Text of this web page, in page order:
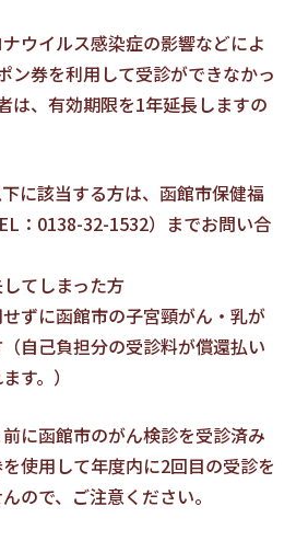
ウイルス感染症の影響などによ
ン券を利用して受診ができなかっ
は、有効期限を1年延長しますの
に該当する方は、函館市保健福
：0138-32-1532）までお問い合
てしまった方
ずに函館市の子宮頸がん・乳が
自己負担分の受診料が償還払い
す。）
に函館市のがん検診を受診済み
使用して年度内に2回目の受診を
ので、ご注意ください。